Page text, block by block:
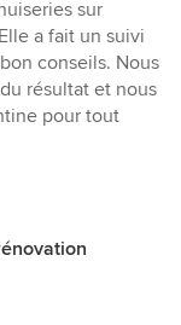
sur
a fait un suivi
conseils. Nous
résultat et nous
pour tout